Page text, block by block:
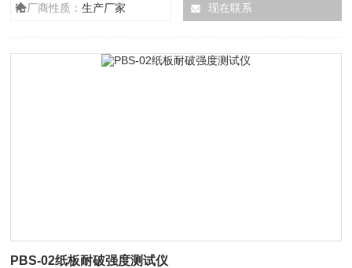
厂商性质：生产厂家 现在联系
PBS-02纸板耐破强度测试仪